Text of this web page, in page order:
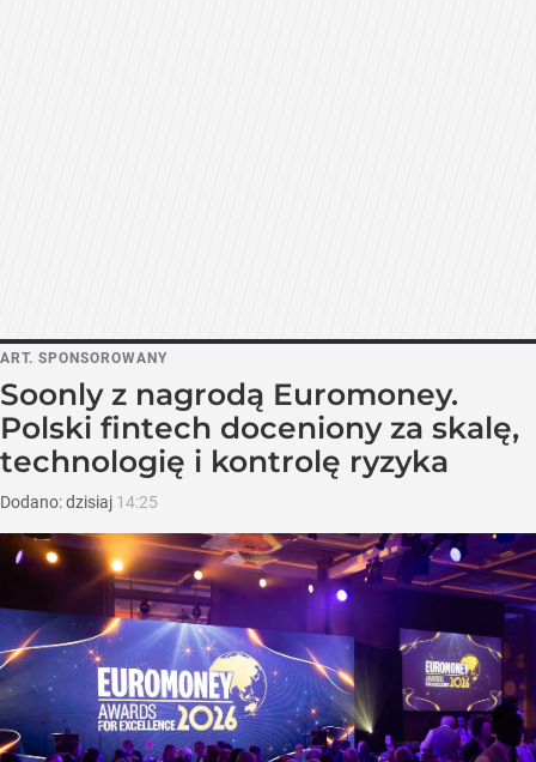
ART. SPONSOROWANY
Soonly z nagrodą Euromoney.
Polski fintech doceniony za skalę,
technologię i kontrolę ryzyka
Dodano:dzisiaj 14:25